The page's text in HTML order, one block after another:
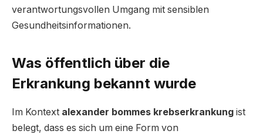
verantwortungsvollen Umgang mit sensiblen
Gesundheitsinformationen.
Was öffentlich über die
Erkrankung bekannt wurde
Im Kontext alexander bommes krebserkrankung ist
belegt, dass es sich um eine Form von